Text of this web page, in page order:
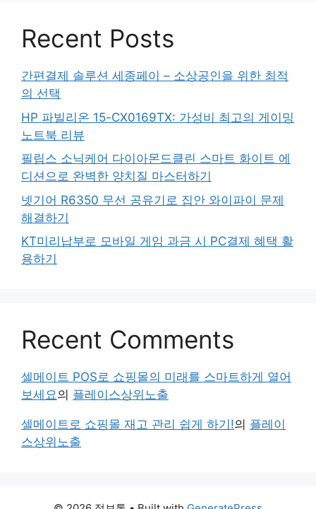
Recent Posts
간편결제 솔루션 세종페이 – 소상공인을 위한 최적
의 선택
HP 파빌리온 15-CX0169TX: 가성비 최고의 게이밍
노트북 리뷰
필립스 소닉케어 다이아몬드클린 스마트 화이트 에
디션으로 완벽한 양치질 마스터하기
넷기어 R6350 무선 공유기로 집안 와이파이 문제
해결하기
KT미리납부로 모바일 게임 과금 시 PC결제 혜택 활
용하기
Recent Comments
셀메이트 POS로 쇼핑몰의 미래를 스마트하게 열어
보세요의 플레이스상위노출
셀메이트로 쇼핑몰 재고 관리 쉽게 하기!의 플레이
스상위노출